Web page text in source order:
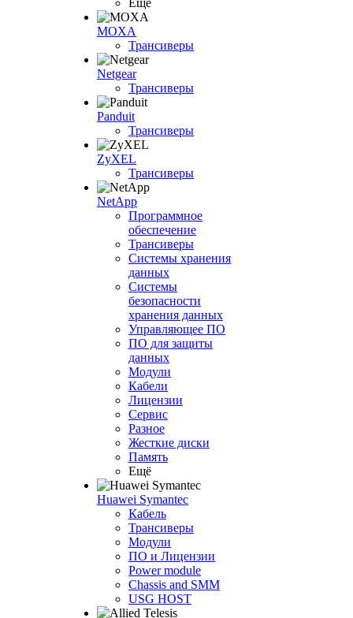
Ещё
MOXA
Трансиверы
Netgear
Трансиверы
Panduit
Трансиверы
ZyXEL
Трансиверы
NetApp
Программное
обеспечение
Трансиверы
Системы хранения
данных
Системы
безопасности
хранения данных
Управляющее ПО
ПО для защиты
данных
Модули
Кабели
Лицензии
Сервис
Разное
Жесткие диски
Память
Ещё
Huawei Symantec
Кабель
Трансиверы
Модули
ПО и Лицензии
Power module
Chassis and SMM
USG HOST